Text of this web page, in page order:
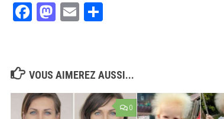
Facebook
Mastodon
Email
VOUS AIMEREZ AUSSI...
0